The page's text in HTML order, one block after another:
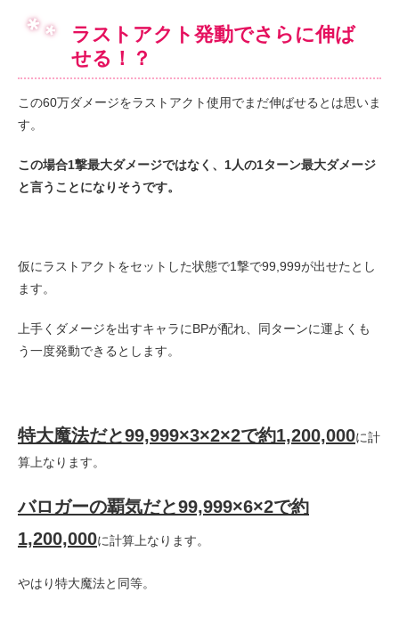
ラストアクト発動でさらに伸ば
せる！？
この60万ダメージをラストアクト使用でまだ伸ばせるとは思いま
す。
この場合1撃最大ダメージではなく、1人の1ターン最大ダメージ
と言うことになりそうです。
仮にラストアクトをセットした状態で1撃で99,999が出せたとし
ます。
上手くダメージを出すキャラにBPが配れ、同ターンに運よくも
う一度発動できるとします。
特大魔法だと99,999×3×2×2で約1,200,000に計
算上なります。
バロガーの覇気だと99,999×6×2で約
1,200,000に計算上なります。
やはり特大魔法と同等。